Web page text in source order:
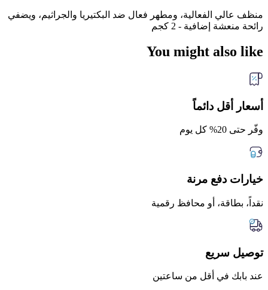
منظف ​​عالي الفعالية، ومطهر فعال ضد البكتيريا والجراثيم، ويضفي
رائحة منعشة إضافية - 2 كجم
You might also like
أسعار أقل دائماً
وفّر حتى 20% كل يوم
خيارات دفع مرنة
نقداً، بطاقة، أو محافظ رقمية
توصيل سريع
عند بابك في أقل من ساعتين